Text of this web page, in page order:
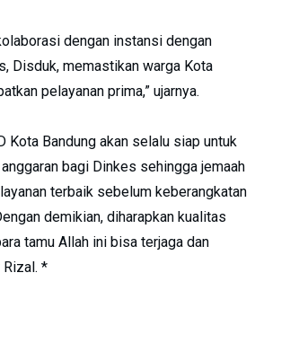
dengan instansi dengan
Disduk, memastikan warga Kota
pelayanan prima,” ujarnya.
Kota Bandung akan selalu siap untuk
bagi Dinkes sehingga jemaah
terbaik sebelum keberangkatan
demikian, diharapkan kualitas
tamu Allah ini bisa terjaga dan
Rizal. *